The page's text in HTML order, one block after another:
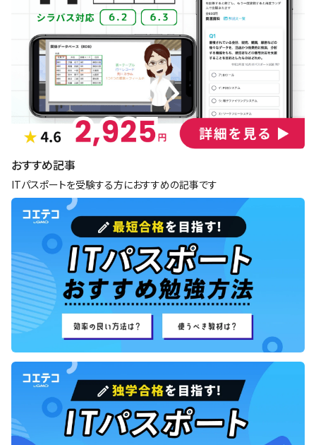
おすすめ記事
ITパスポートを受験する方におすすめの記事です